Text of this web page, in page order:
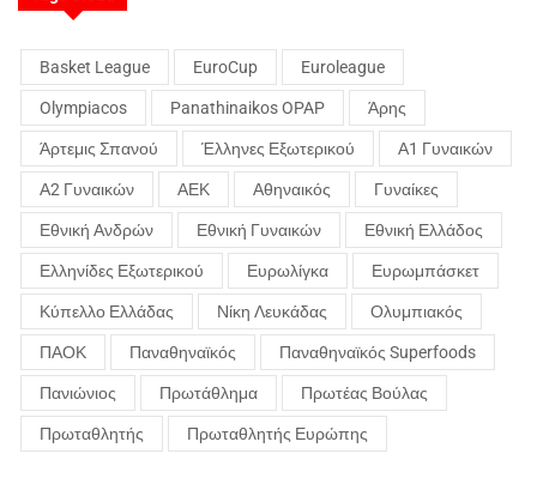
Basket League EuroCup Euroleague
Olympiacos Panathinaikos OPAP Άρης
Άρτεμις Σπανού Έλληνες Εξωτερικού Α1 Γυναικών
Α2 Γυναικών ΑΕΚ Αθηναικός Γυναίκες
Εθνική Ανδρών Εθνική Γυναικών Εθνική Ελλάδος
Ελληνίδες Εξωτερικού Ευρωλίγκα Ευρωμπάσκετ
Κύπελλο Ελλάδας Νίκη Λευκάδας Ολυμπιακός
ΠΑΟΚ Παναθηναϊκός Παναθηναϊκός Superfoods
Πανιώνιος Πρωτάθλημα Πρωτέας Βούλας
Πρωταθλητής Πρωταθλητής Ευρώπης